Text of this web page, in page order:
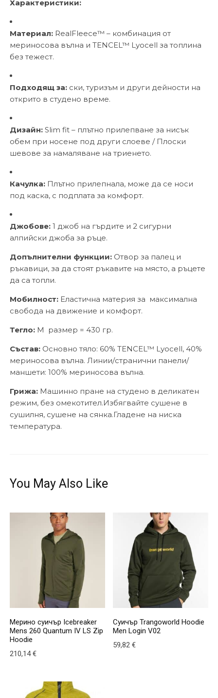
Характеристики:
Материал: RealFleece™ – комбинация от
мериносова вълна и TENCEL™ Lyocell за топлина
без тежест.
Подходящ за: ски, туризъм и други дейности на
открито в студено време.
Дизайн: Slim fit – плътно прилепване за нисък
обем при носене под други слоеве / Плоски
шевове за намаляване на триенето.
Качулка: Плътно прилепнала, може да се носи
под каска, с подплата за комфорт.
Джобове: 1 джоб на гърдите и 2 сигурни
алпийски джоба за ръце.
Допълнителни функции: Отвор за палец и
ръкавици, за да стоят ръкавите на място, а ръцете
да са топли.
Мобилност: Еластична материя за максимална
свобода на движение и комфорт.
Тегло: М размер = 430 гр.
Състав: Основно тяло: 60% TENCEL™ Lyocell, 40%
мериносова вълна. Линии/странични панели/
маншети: 100% мериносова вълна.
Грижа: Машинно пране на студено в деликатен
режим, без омекотител.Избягвайте сушене в
сушилня, сушене на сянка.Гладене на ниска
температура.
You May Also Like
Мерино суичър Icebreaker
Mens 260 Quantum IV LS Zip
Hoodie
210,14€
Суичър Trangoworld Hoodie
Men Login V02
59,82€